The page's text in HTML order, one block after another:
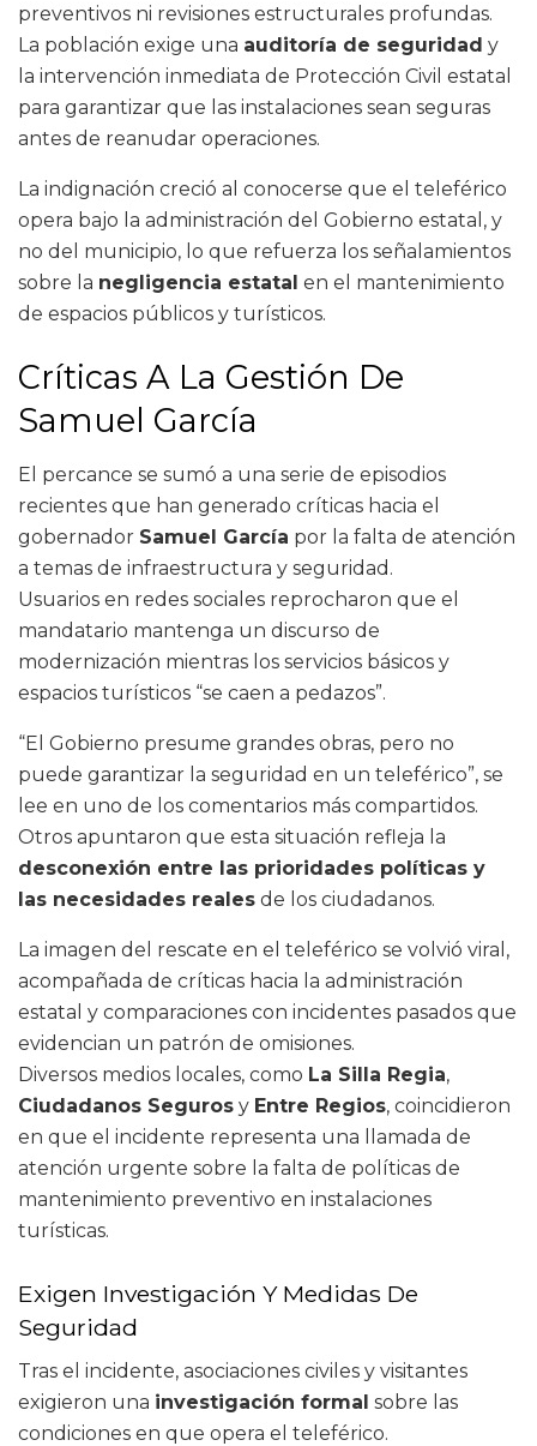
preventivos ni revisiones estructurales profundas.
La población exige una auditoría de seguridad y
la intervención inmediata de Protección Civil estatal
para garantizar que las instalaciones sean seguras
antes de reanudar operaciones.
La indignación creció al conocerse que el teleférico
opera bajo la administración del Gobierno estatal, y
no del municipio, lo que refuerza los señalamientos
sobre la negligencia estatal en el mantenimiento
de espacios públicos y turísticos.
Críticas A La Gestión De
Samuel García
El percance se sumó a una serie de episodios
recientes que han generado críticas hacia el
gobernador Samuel García por la falta de atención
a temas de infraestructura y seguridad.
Usuarios en redes sociales reprocharon que el
mandatario mantenga un discurso de
modernización mientras los servicios básicos y
espacios turísticos “se caen a pedazos”.
“El Gobierno presume grandes obras, pero no
puede garantizar la seguridad en un teleférico”, se
lee en uno de los comentarios más compartidos.
Otros apuntaron que esta situación refleja la
desconexión entre las prioridades políticas y
las necesidades reales de los ciudadanos.
La imagen del rescate en el teleférico se volvió viral,
acompañada de críticas hacia la administración
estatal y comparaciones con incidentes pasados que
evidencian un patrón de omisiones.
Diversos medios locales, como La Silla Regia,
Ciudadanos Seguros y Entre Regios, coincidieron
en que el incidente representa una llamada de
atención urgente sobre la falta de políticas de
mantenimiento preventivo en instalaciones
turísticas.
Exigen Investigación Y Medidas De
Seguridad
Tras el incidente, asociaciones civiles y visitantes
exigieron una investigación formal sobre las
condiciones en que opera el teleférico.